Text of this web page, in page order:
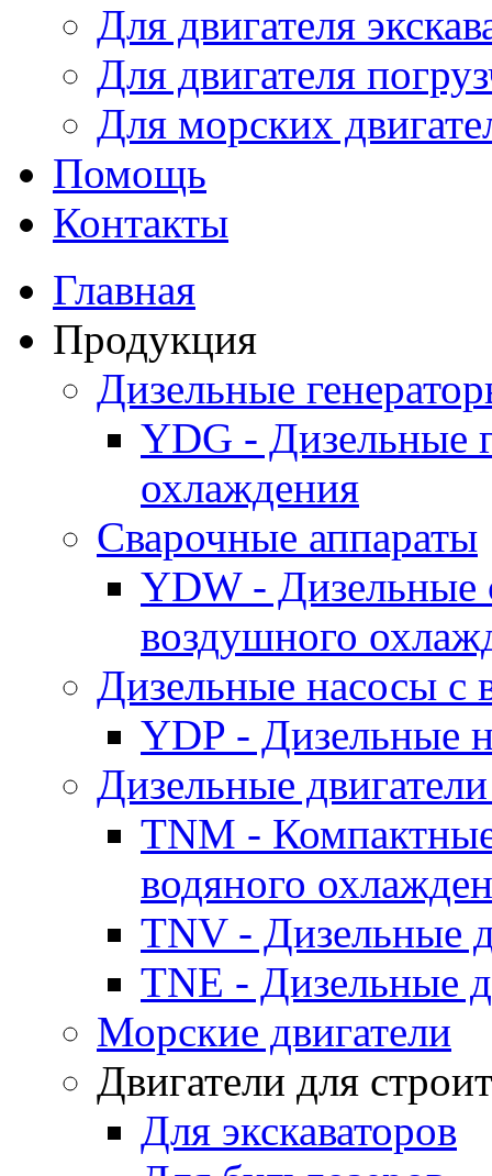
Для двигателя
Для двигателя
Для морских
Помощь
Контакты
Главная
Продукция
Дизельные
YDG - Дизельные
охлаждения
Cварочные аппараты
YDW - Дизельные
воздушного
Дизельные насосы
YDP - Дизельные
Дизельные
TNM -
водяного
TNV - Дизельные
TNE - Дизельные
Морские двигатели
Двигатели для
Для экскаваторов